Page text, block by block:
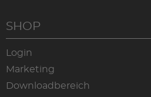
SHOP
Login
Marketing
Downloadbereich